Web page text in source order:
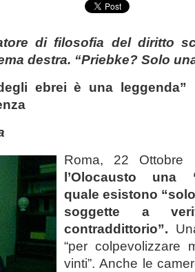
di filosofia del diritto
destra. “Priebke? Solo
ebrei è una leggenda”
Roma, 22
l’Olocausto una
quale esistono
soggette a
contraddittorio”.
“per colpevolizzare
vinti”. Anche le